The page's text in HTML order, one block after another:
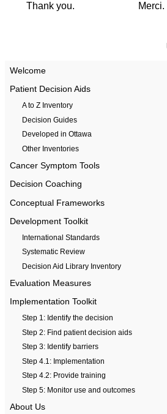
Thank you.
Merci.
Welcome
Patient Decision Aids
A to Z Inventory
Decision Guides
Developed in Ottawa
Other Inventories
Cancer Symptom Tools
Decision Coaching
Conceptual Frameworks
Development Toolkit
International Standards
Systematic Review
Decision Aid Library Inventory
Evaluation Measures
Implementation Toolkit
Step 1: Identify the decision
Step 2: Find patient decision aids
Step 3: Identify barriers
Step 4.1: Implementation
Step 4.2: Provide training
Step 5: Monitor use and outcomes
About Us